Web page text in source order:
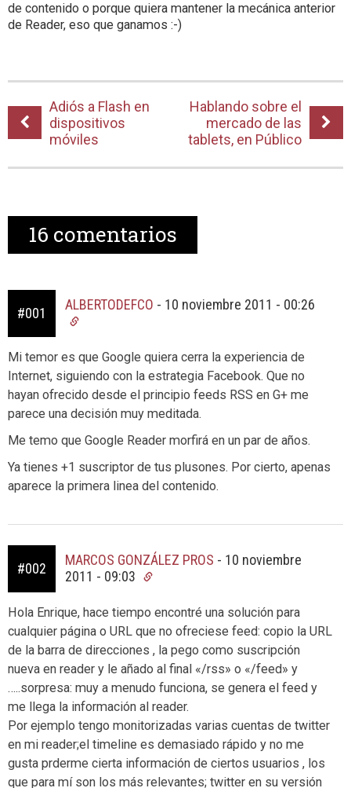
de contenido o porque quiera mantener la mecánica anterior
de Reader, eso que ganamos :-)
Adiós a Flash en
dispositivos
móviles
Hablando sobre el
mercado de las
tablets, en Público
16 comentarios
#001
ALBERTODEFCO - 10 noviembre 2011 - 00:26
Mi temor es que Google quiera cerra la experiencia de
Internet, siguiendo con la estrategia Facebook. Que no
hayan ofrecido desde el principio feeds RSS en G+ me
parece una decisión muy meditada.
Me temo que Google Reader morfirá en un par de años.
Ya tienes +1 suscriptor de tus plusones. Por cierto, apenas
aparece la primera linea del contenido.
#002
MARCOS GONZÁLEZ PROS - 10 noviembre
2011 - 09:03
Hola Enrique, hace tiempo encontré una solución para
cualquier página o URL que no ofreciese feed: copio la URL
de la barra de direcciones , la pego como suscripción
nueva en reader y le añado al final «/rss» o «/feed» y
…..sorpresa: muy a menudo funciona, se genera el feed y
me llega la información al reader.
Por ejemplo tengo monitorizadas varias cuentas de twitter
en mi reader;el timeline es demasiado rápido y no me
gusta prderme cierta información de ciertos usuarios , los
que para mí son los más relevantes; twitter en su versión